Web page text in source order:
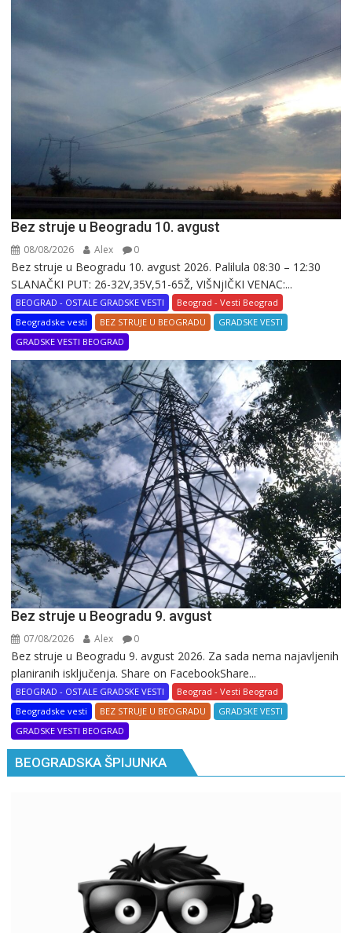
Bez struje u Beogradu 10. avgust
08/08/2026 Alex 0
Bez struje u Beogradu 10. avgust 2026. Palilula 08:30 – 12:30
SLANAČKI PUT: 26-32V,35V,51-65Ž, VIŠNjIČKI VENAC:...
BEOGRAD - OSTALE GRADSKE VESTI
Beograd - Vesti Beograd
Beogradske vesti
BEZ STRUJE U BEOGRADU
GRADSKE VESTI
GRADSKE VESTI BEOGRAD
Bez struje u Beogradu 9. avgust
07/08/2026 Alex 0
Bez struje u Beogradu 9. avgust 2026. Za sada nema najavljenih
planiranih isključenja. Share on FacebookShare...
BEOGRAD - OSTALE GRADSKE VESTI
Beograd - Vesti Beograd
Beogradske vesti
BEZ STRUJE U BEOGRADU
GRADSKE VESTI
GRADSKE VESTI BEOGRAD
BEOGRADSKA ŠPIJUNKA